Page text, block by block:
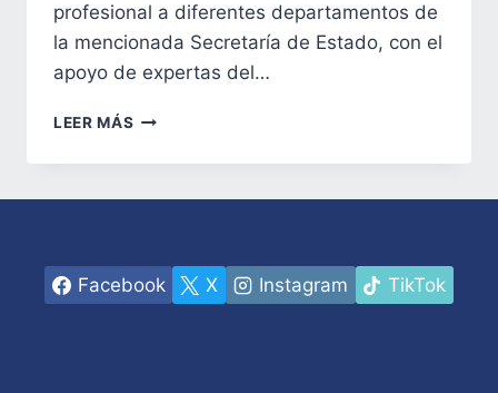
profesional a diferentes departamentos de
la mencionada Secretaría de Estado, con el
apoyo de expertas del…
LEER MÁS COMITÉ
ÉTICA
Facebook X Instagram TikTok